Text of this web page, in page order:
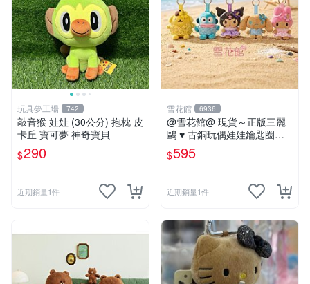
玩具夢工場 742
敲音猴 娃娃 (30公分) 抱枕 皮
卡丘 寶可夢 神奇寶貝
$290
近期銷量1件
雪花館 6936
@雪花館@ 現貨～正版三麗
鷗 ♥ 古銅玩偶娃娃鑰匙圈掛
飾
$595
近期銷量1件